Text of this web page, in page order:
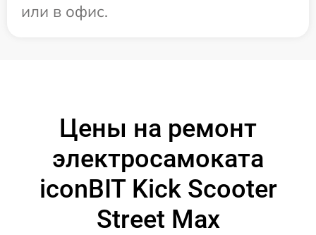
или в офис.
Цены на ремонт
электросамоката
iconBIT Kick Scooter
Street Max